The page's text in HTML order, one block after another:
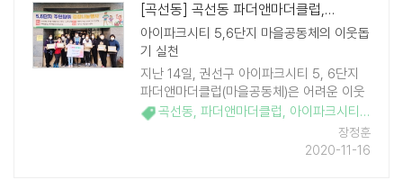
[곡선동] 곡선동 파더앤마더클럽, 따뜻한 마음 김장에 담아 전달
아이파크시티 5,6단지 마을공동체의 이웃돕
기 실천
지난 14일, 권선구 아이파크시티 5, 6단지
파더앤마더클럽(마을공동체)은 어려운 이웃
들에게 전달해 달라며 김장김치 140박스를
직접 담가 곡선동 행정복지센터에 전달했다.
이날 행사에는 경기도의회 김강식 ..
곡선동, 파더앤마더클럽, 아이파크시티 ,김장
장정훈
2020-11-16